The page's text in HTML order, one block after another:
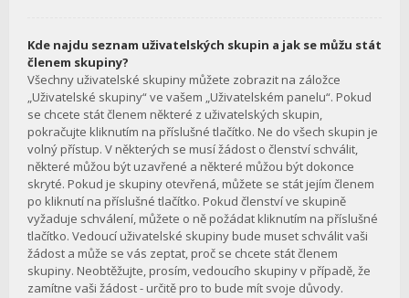
Kde najdu seznam uživatelských skupin a jak se můžu stát
členem skupiny?
Všechny uživatelské skupiny můžete zobrazit na záložce
„Uživatelské skupiny“ ve vašem „Uživatelském panelu“. Pokud
se chcete stát členem některé z uživatelských skupin,
pokračujte kliknutím na příslušné tlačítko. Ne do všech skupin je
volný přístup. V některých se musí žádost o členství schválit,
některé můžou být uzavřené a některé můžou být dokonce
skryté. Pokud je skupiny otevřená, můžete se stát jejím členem
po kliknutí na příslušné tlačítko. Pokud členství ve skupině
vyžaduje schválení, můžete o ně požádat kliknutím na příslušné
tlačítko. Vedoucí uživatelské skupiny bude muset schválit vaši
žádost a může se vás zeptat, proč se chcete stát členem
skupiny. Neobtěžujte, prosím, vedoucího skupiny v případě, že
zamítne vaši žádost - určitě pro to bude mít svoje důvody.